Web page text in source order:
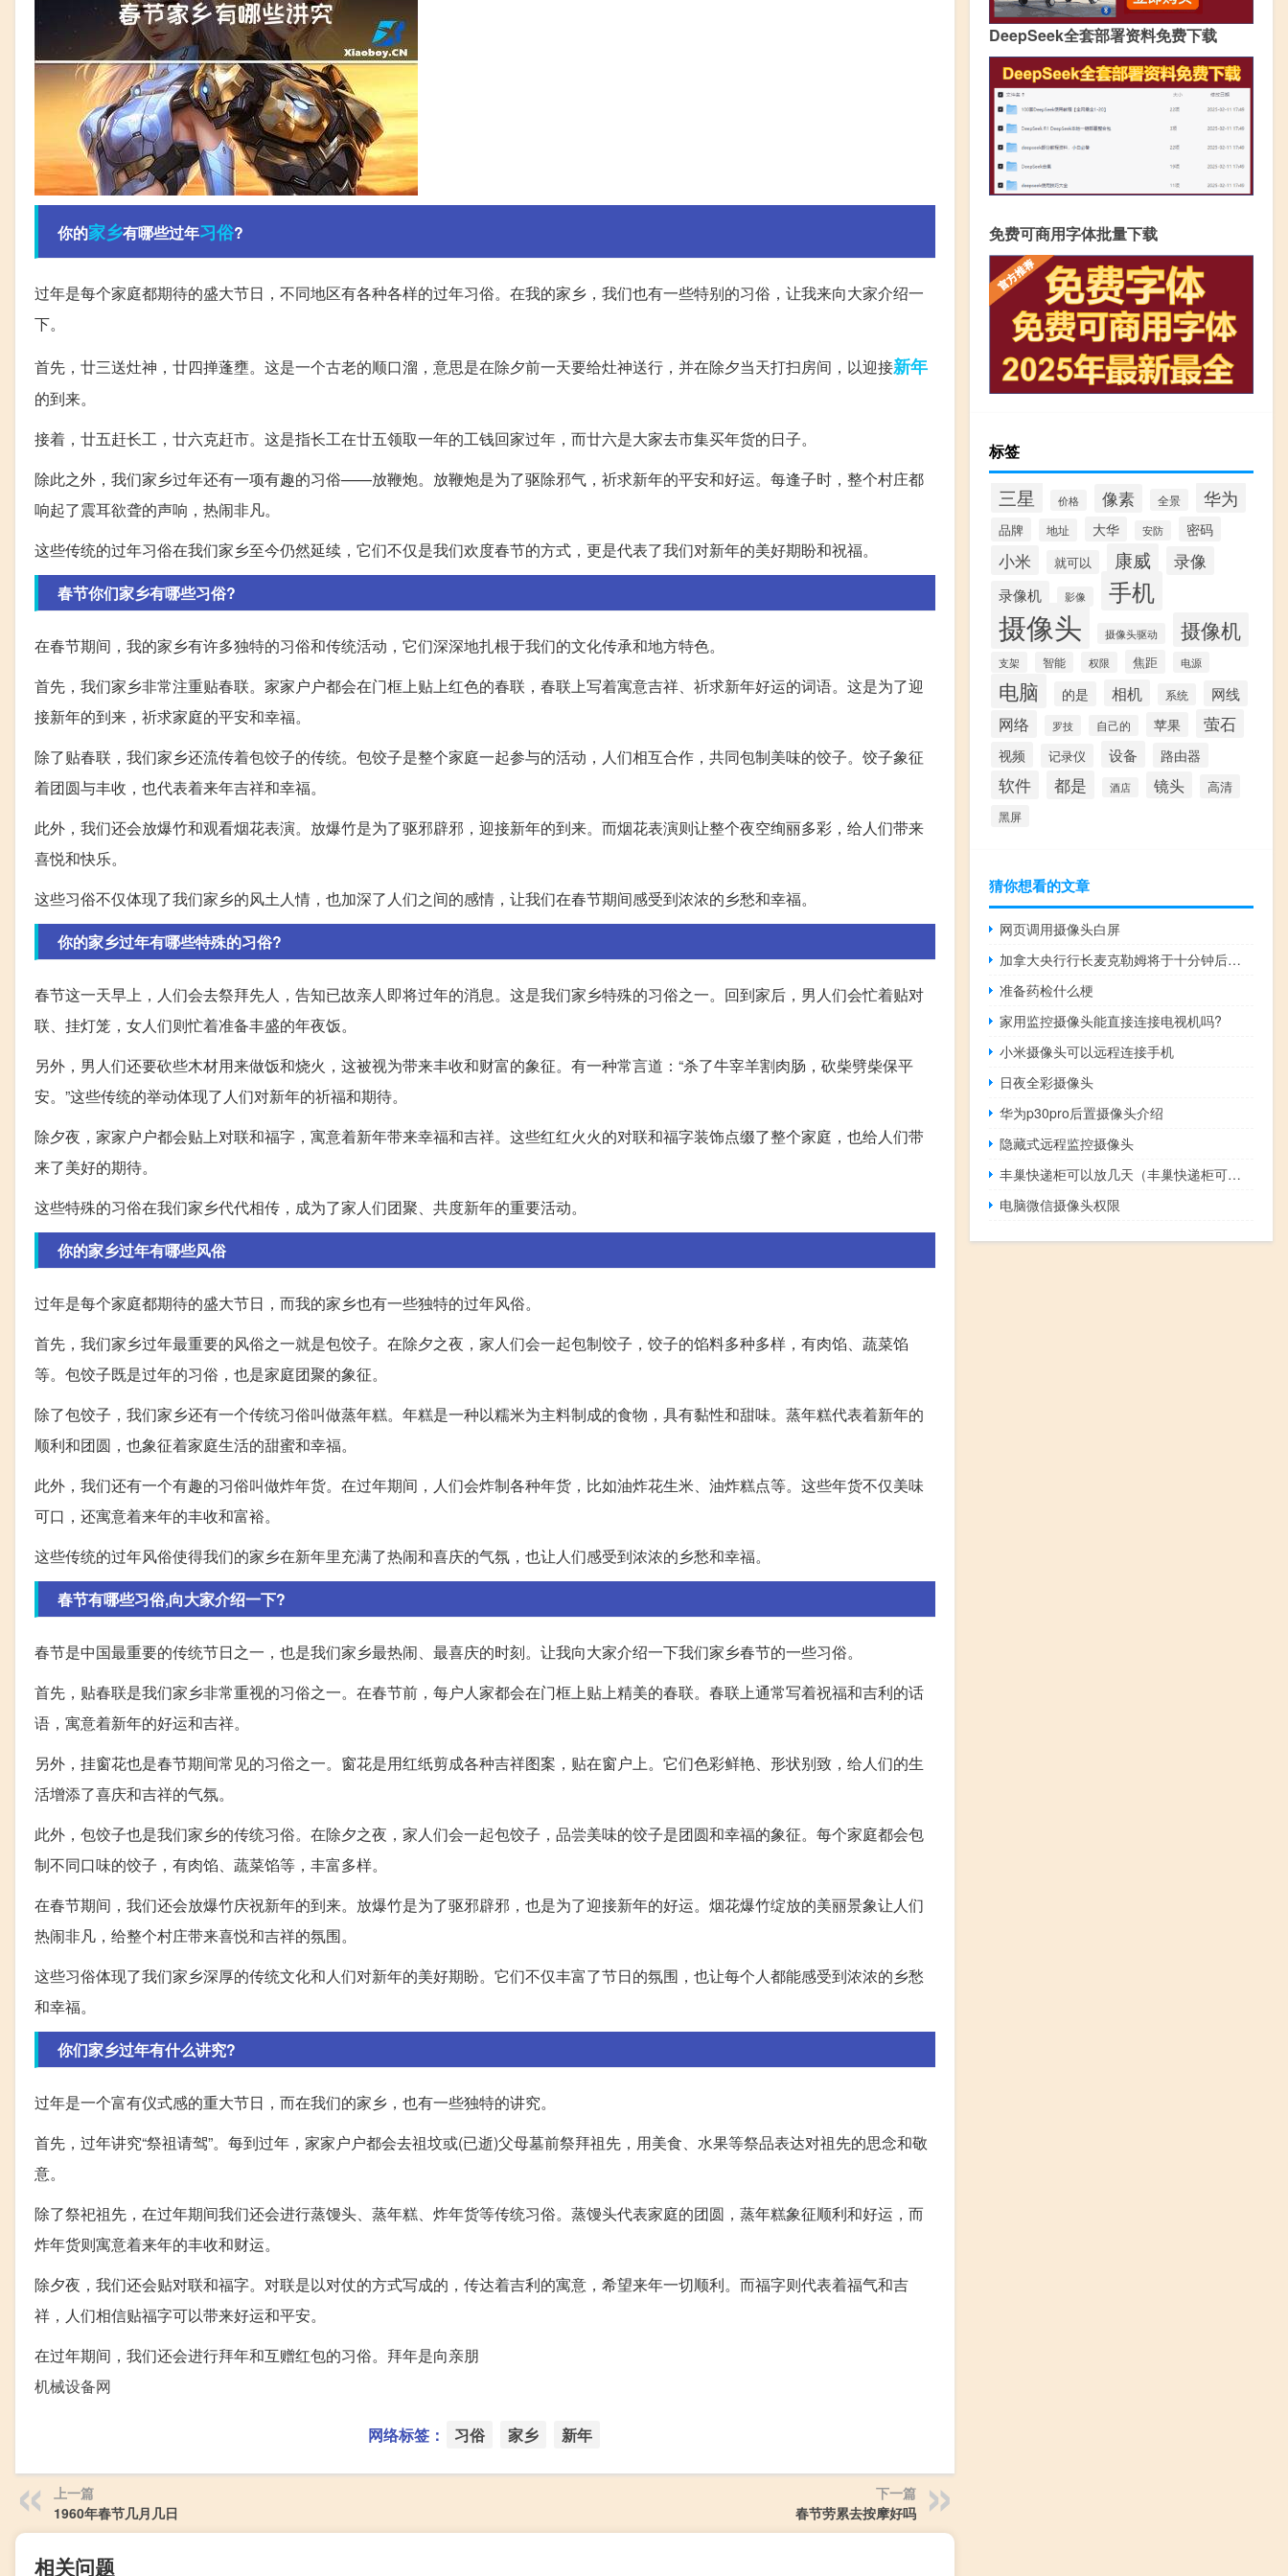
你的家乡有哪些过年习俗?
过年是每个家庭都期待的盛大节日，不同地区有各种各样的过年习俗。在我的家乡，我们也有一些特别的习俗，让我来向大家介绍一
下。
首先，廿三送灶神，廿四掸蓬壅。这是一个古老的顺口溜，意思是在除夕前一天要给灶神送行，并在除夕当天打扫房间，以迎接新年
的到来。
接着，廿五赶长工，廿六克赶市。这是指长工在廿五领取一年的工钱回家过年，而廿六是大家去市集买年货的日子。
除此之外，我们家乡过年还有一项有趣的习俗——放鞭炮。放鞭炮是为了驱除邪气，祈求新年的平安和好运。每逢子时，整个村庄都
响起了震耳欲聋的声响，热闹非凡。
这些传统的过年习俗在我们家乡至今仍然延续，它们不仅是我们欢度春节的方式，更是代表了我们对新年的美好期盼和祝福。
春节你们家乡有哪些习俗?
在春节期间，我的家乡有许多独特的习俗和传统活动，它们深深地扎根于我们的文化传承和地方特色。
首先，我们家乡非常注重贴春联。家家户户都会在门框上贴上红色的春联，春联上写着寓意吉祥、祈求新年好运的词语。这是为了迎
接新年的到来，祈求家庭的平安和幸福。
除了贴春联，我们家乡还流传着包饺子的传统。包饺子是整个家庭一起参与的活动，人们相互合作，共同包制美味的饺子。饺子象征
着团圆与丰收，也代表着来年吉祥和幸福。
此外，我们还会放爆竹和观看烟花表演。放爆竹是为了驱邪辟邪，迎接新年的到来。而烟花表演则让整个夜空绚丽多彩，给人们带来
喜悦和快乐。
这些习俗不仅体现了我们家乡的风土人情，也加深了人们之间的感情，让我们在春节期间感受到浓浓的乡愁和幸福。
你的家乡过年有哪些特殊的习俗?
春节这一天早上，人们会去祭拜先人，告知已故亲人即将过年的消息。这是我们家乡特殊的习俗之一。回到家后，男人们会忙着贴对
联、挂灯笼，女人们则忙着准备丰盛的年夜饭。
另外，男人们还要砍些木材用来做饭和烧火，这被视为带来丰收和财富的象征。有一种常言道：“杀了牛宰羊割肉肠，砍柴劈柴保平
安。”这些传统的举动体现了人们对新年的祈福和期待。
除夕夜，家家户户都会贴上对联和福字，寓意着新年带来幸福和吉祥。这些红红火火的对联和福字装饰点缀了整个家庭，也给人们带
来了美好的期待。
这些特殊的习俗在我们家乡代代相传，成为了家人们团聚、共度新年的重要活动。
你的家乡过年有哪些风俗
过年是每个家庭都期待的盛大节日，而我的家乡也有一些独特的过年风俗。
首先，我们家乡过年最重要的风俗之一就是包饺子。在除夕之夜，家人们会一起包制饺子，饺子的馅料多种多样，有肉馅、蔬菜馅
等。包饺子既是过年的习俗，也是家庭团聚的象征。
除了包饺子，我们家乡还有一个传统习俗叫做蒸年糕。年糕是一种以糯米为主料制成的食物，具有黏性和甜味。蒸年糕代表着新年的
顺利和团圆，也象征着家庭生活的甜蜜和幸福。
此外，我们还有一个有趣的习俗叫做炸年货。在过年期间，人们会炸制各种年货，比如油炸花生米、油炸糕点等。这些年货不仅美味
可口，还寓意着来年的丰收和富裕。
这些传统的过年风俗使得我们的家乡在新年里充满了热闹和喜庆的气氛，也让人们感受到浓浓的乡愁和幸福。
春节有哪些习俗,向大家介绍一下?
春节是中国最重要的传统节日之一，也是我们家乡最热闹、最喜庆的时刻。让我向大家介绍一下我们家乡春节的一些习俗。
首先，贴春联是我们家乡非常重视的习俗之一。在春节前，每户人家都会在门框上贴上精美的春联。春联上通常写着祝福和吉利的话
语，寓意着新年的好运和吉祥。
另外，挂窗花也是春节期间常见的习俗之一。窗花是用红纸剪成各种吉祥图案，贴在窗户上。它们色彩鲜艳、形状别致，给人们的生
活增添了喜庆和吉祥的气氛。
此外，包饺子也是我们家乡的传统习俗。在除夕之夜，家人们会一起包饺子，品尝美味的饺子是团圆和幸福的象征。每个家庭都会包
制不同口味的饺子，有肉馅、蔬菜馅等，丰富多样。
在春节期间，我们还会放爆竹庆祝新年的到来。放爆竹是为了驱邪辟邪，也是为了迎接新年的好运。烟花爆竹绽放的美丽景象让人们
热闹非凡，给整个村庄带来喜悦和吉祥的氛围。
这些习俗体现了我们家乡深厚的传统文化和人们对新年的美好期盼。它们不仅丰富了节日的氛围，也让每个人都能感受到浓浓的乡愁
和幸福。
你们家乡过年有什么讲究?
过年是一个富有仪式感的重大节日，而在我们的家乡，也有一些独特的讲究。
首先，过年讲究“祭祖请驾”。每到过年，家家户户都会去祖坟或(已逝)父母墓前祭拜祖先，用美食、水果等祭品表达对祖先的思念和敬
意。
除了祭祀祖先，在过年期间我们还会进行蒸馒头、蒸年糕、炸年货等传统习俗。蒸馒头代表家庭的团圆，蒸年糕象征顺利和好运，而
炸年货则寓意着来年的丰收和财运。
除夕夜，我们还会贴对联和福字。对联是以对仗的方式写成的，传达着吉利的寓意，希望来年一切顺利。而福字则代表着福气和吉
祥，人们相信贴福字可以带来好运和平安。
在过年期间，我们还会进行拜年和互赠红包的习俗。拜年是向亲朋
机械设备网
网络标签： 习俗 家乡 新年
上一篇
1960年春节几月几日
下一篇
春节劳累去按摩好吗
相关问题
DeepSeek全套部署资料免费下载
免费可商用字体批量下载
标签
三星 价格 像素 全景 华为
品牌 地址 大华 安防 密码
小米 就可以 康威 录像
录像机 影像 手机
摄像头 摄像头驱动 摄像机
支架 智能 权限 焦距 电源
电脑 的是 相机 系统 网线
网络 罗技 自己的 苹果 萤石
视频 记录仪 设备 路由器
软件 都是 酒店 镜头 高清
黑屏
猜你想看的文章
网页调用摄像头白屏
加拿大央行行长麦克勒姆将于十分钟后就经济进展报告发表讲话
准备药检什么梗
家用监控摄像头能直接连接电视机吗?
小米摄像头可以远程连接手机
日夜全彩摄像头
华为p30pro后置摄像头介绍
隐藏式远程监控摄像头
丰巢快递柜可以放几天（丰巢快递柜可以放几天）
电脑微信摄像头权限